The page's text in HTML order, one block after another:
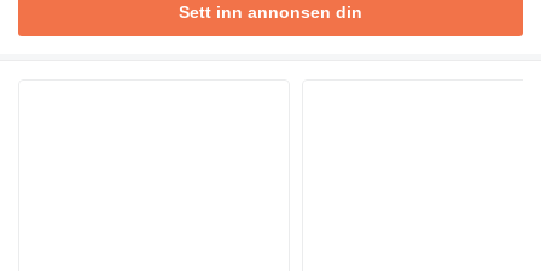
Sett inn annonsen din